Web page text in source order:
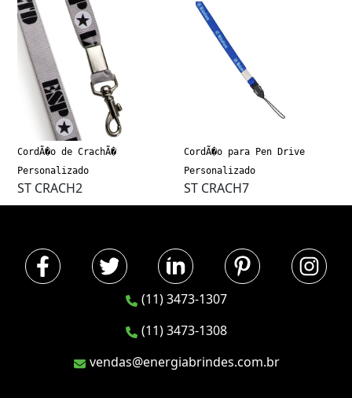
CordÃ�o de CrachÃ�
Personalizado
ST CRACH2
CordÃ�o para Pen Drive
Personalizado
ST CRACH7
(11) 3473-1307
(11) 3473-1308
vendas@energiabrindes.com.br